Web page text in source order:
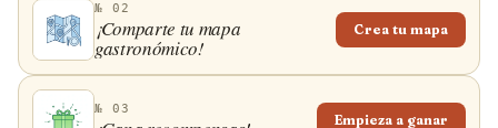
№ 02
¡Comparte tu mapa
gastronómico!
Crea tu mapa
№ 03
Empieza a ganar